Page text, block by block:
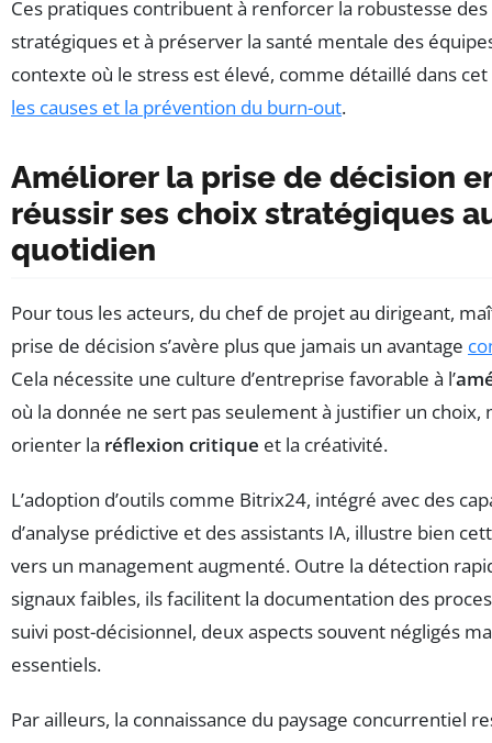
Ces pratiques contribuent à renforcer la robustesse des
stratégiques et à préserver la santé mentale des
contexte où le stress est élevé, comme détaillé dans
les causes et la prévention du burn-out.
Améliorer la prise de décision
réussir ses choix stratégiques
quotidien
Pour tous les acteurs, du chef de projet au dirigeant,
prise de décision s’avère plus que jamais un avantage
Cela nécessite une culture d’entreprise favorable à l’
où la donnée ne sert pas seulement à justifier un choix,
orienter la réflexion critique et la créativité.
L’adoption d’outils comme Bitrix24, intégré avec des
d’analyse prédictive et des assistants IA, illustre bien
vers un management augmenté. Outre la détection
signaux faibles, ils facilitent la documentation des
suivi post-décisionnel, deux aspects souvent négligés
essentiels.
Par ailleurs, la connaissance du paysage concurrentiel